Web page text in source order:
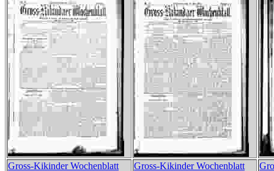
Gross-Kikinder Wochenblatt
Gross-Kikinder Wochenblatt